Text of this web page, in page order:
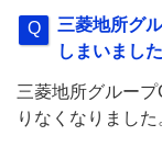
三菱地所グ
しまいまし
三菱地所グルー
りなくなりました